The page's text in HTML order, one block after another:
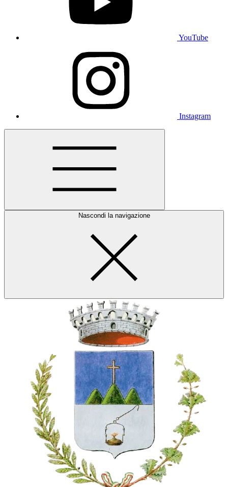
YouTube
Instagram
Nascondi la navigazione